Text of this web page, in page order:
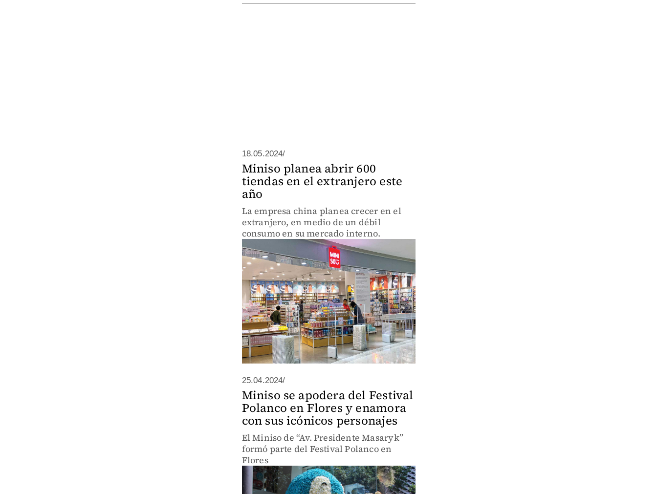
18.05.2024/
Miniso planea abrir 600
tiendas en el extranjero este
año
La empresa china planea crecer en el
extranjero, en medio de un débil
consumo en su mercado interno.
25.04.2024/
Miniso se apodera del Festival
Polanco en Flores y enamora
con sus icónicos personajes
El Miniso de “Av. Presidente Masaryk”
formó parte del Festival Polanco en
Flores